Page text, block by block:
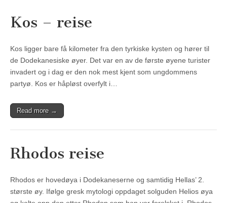
Kos – reise
Kos ligger bare få kilometer fra den tyrkiske kysten og hører til
de Dodekanesiske øyer. Det var en av de første øyene turister
invadert og i dag er den nok mest kjent som ungdommens
partyø. Kos er håpløst overfylt i…
Read more →
Rhodos reise
Rhodos er hovedøya i Dodekaneserne og samtidig Hellas’ 2.
største øy. Ifølge gresk mytologi oppdaget solguden Helios øya